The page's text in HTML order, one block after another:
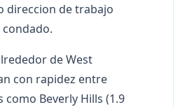
direccion de trabajo
de West
con rapidez entre
como Beverly Hills (1.9